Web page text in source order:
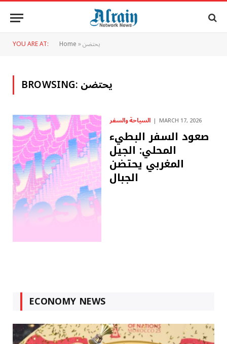
YOU ARE AT: Home»يحتضن
BROWSING:يحتضن
السياحة والسفر MARCH 17, 2026
صعود السفر البطيء
المحلي: الجيل
المغربي يحتضن
الجبال
ECONOMY NEWS